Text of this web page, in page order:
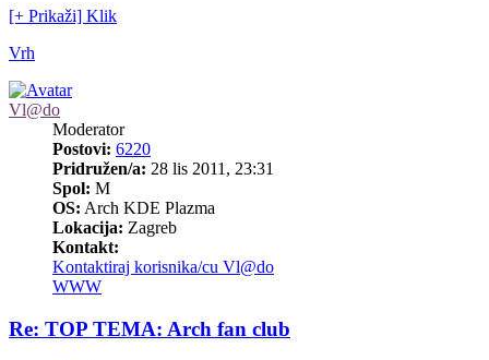
[+ Prikaži] Klik
Vrh
Vl@do
Moderator
Postovi: 6220
Pridružen/a: 28 lis 2011, 23:31
Spol: M
OS: Arch KDE Plazma
Lokacija: Zagreb
Kontakt:
Kontaktiraj korisnika/cu Vl@do
WWW
Re: TOP TEMA: Arch fan club